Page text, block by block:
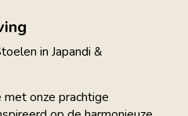
in Japandi &
onze prachtige